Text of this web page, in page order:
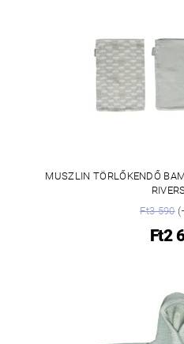
MUSZLIN TÖRLŐKENDŐ
Ft3 590
Ft2